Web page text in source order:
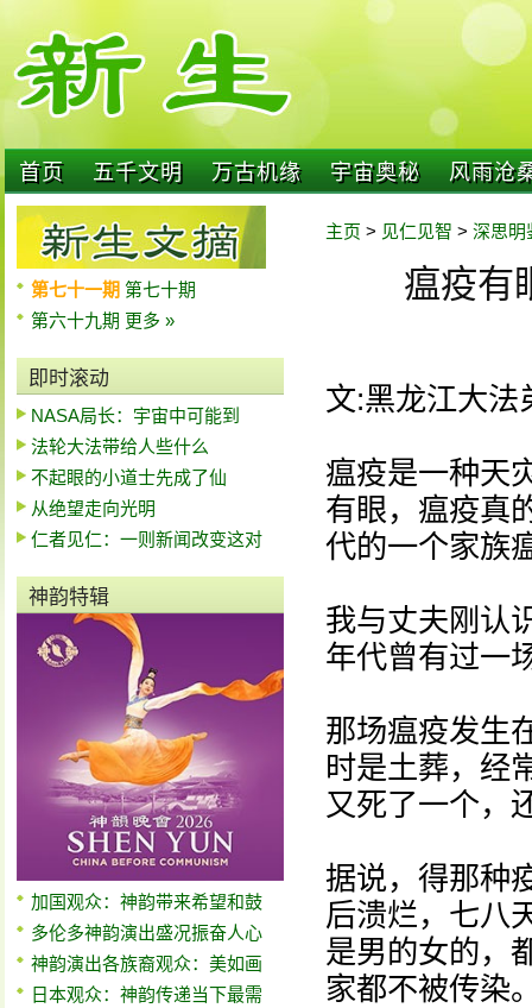
首页 五千文明 万古机缘 宇宙奥秘 风雨沧
第七十一期 第七十期
第六十九期 更多 »
即时滚动
NASA局长：宇宙中可能到
法轮大法带给人些什么
不起眼的小道士先成了仙
从绝望走向光明
仁者见仁：一则新闻改变这对
神韵特辑
加国观众：神韵带来希望和鼓
多伦多神韵演出盛况振奋人心
神韵演出各族裔观众：美如画
日本观众：神韵传递当下最需
主页 > 见仁见智 > 深思明
瘟疫有
文:黑龙江大法
瘟疫是一种天
有眼，瘟疫真
代的一个家族
我与丈夫刚认
年代曾有过一
那场瘟疫发生
时是土葬，经
又死了一个，
据说，得那种
后溃烂，七八
是男的女的，
家都不被传染